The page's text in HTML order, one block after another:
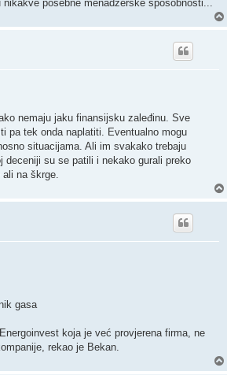
posebne menadžerske sposobnosti...
nemaju jaku finansijsku zaleđinu. Sve
pa tek onda naplatiti. Eventualno mogu
situacijama. Ali im svakako trebaju
deceniji su se patili i nekako gurali preko
ali na škrge.
gasa
koja je već provjerena firma, ne
rekao je Bekan.